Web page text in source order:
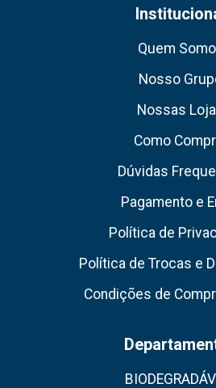
Quem
Nosso
Nossas
Como
Dúvidas
Pagamento e
Política de
Política de Trocas e
Condições de